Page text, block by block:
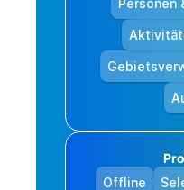
Personen
Offline